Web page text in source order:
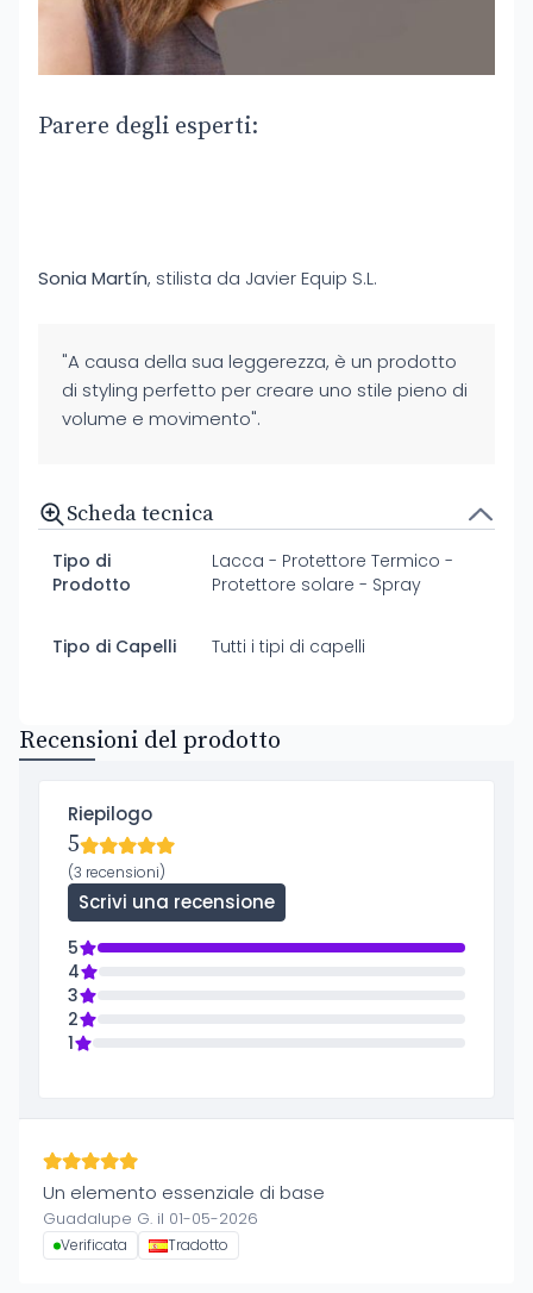
Parere degli esperti:
Sonia Martín, stilista da Javier Equip S.L.
"A causa della sua leggerezza, è un prodotto
di styling perfetto per creare uno stile pieno di
volume e movimento".
Scheda tecnica
Tipo di
Prodotto
Lacca - Protettore Termico -
Protettore solare - Spray
Tipo di Capelli Tutti i tipi di capelli
Recensioni del prodotto
Riepilogo
5
(3 recensioni)
Scrivi una recensione
5
4
3
2
1
Un elemento essenziale di base
Guadalupe G. il 01-05-2026
Verificata Tradotto